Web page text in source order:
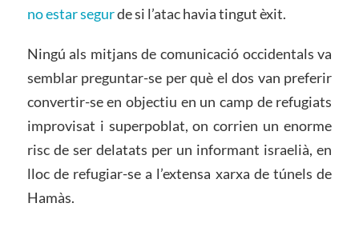
no estar segurde si l’atac havia tingut èxit.
Ningú als mitjans de comunicació occidentals va
semblar preguntar-se per què el dos van preferir
convertir-se en objectiu en un camp de refugiats
improvisat i superpoblat, on corrien un enorme
risc de ser delatats per un informant israelià, en
lloc de refugiar-se a l’extensa xarxa de túnels de
Hamàs.